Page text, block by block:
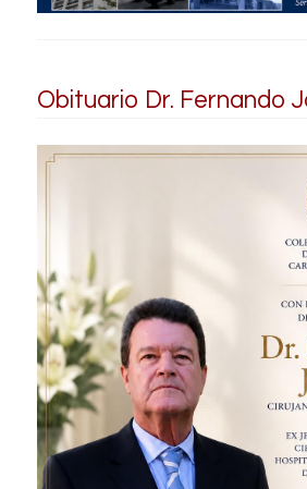
Obituario Dr. Fernando